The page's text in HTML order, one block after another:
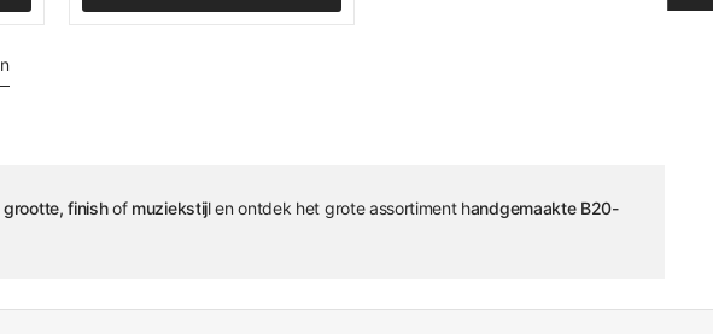
grootte, finishofmuziekstijl en ontdek het grote assortiment handgemaakte B20-